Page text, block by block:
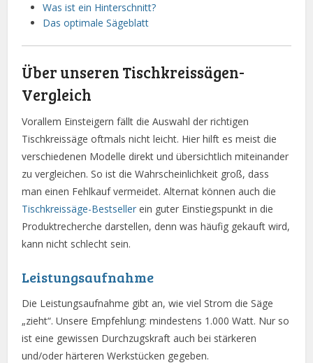
Was ist ein Hinterschnitt?
Das optimale Sägeblatt
Über unseren Tischkreissägen-
Vergleich
Vorallem Einsteigern fällt die Auswahl der richtigen
Tischkreissäge oftmals nicht leicht. Hier hilft es meist die
verschiedenen Modelle direkt und übersichtlich miteinander
zu vergleichen. So ist die Wahrscheinlichkeit groß, dass
man einen Fehlkauf vermeidet. Alternat können auch die
Tischkreissäge-Bestseller ein guter Einstiegspunkt in die
Produktrecherche darstellen, denn was häufig gekauft wird,
kann nicht schlecht sein.
Leistungsaufnahme
Die Leistungsaufnahme gibt an, wie viel Strom die Säge
„zieht“. Unsere Empfehlung: mindestens 1.000 Watt. Nur so
ist eine gewissen Durchzugskraft auch bei stärkeren
und/oder härteren Werkstücken gegeben.